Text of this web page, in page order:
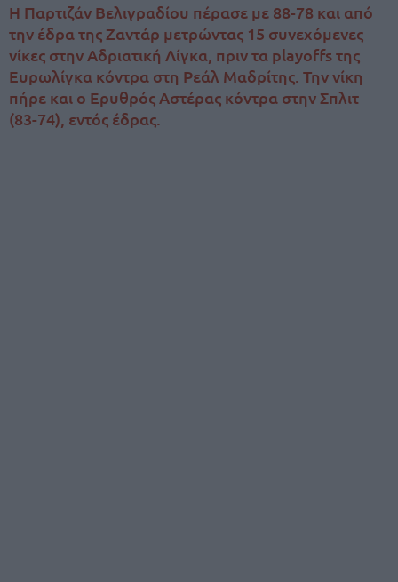
Η Παρτιζάν Βελιγραδίου πέρασε με 88-78 και από
την έδρα της Ζαντάρ μετρώντας 15 συνεχόμενες
νίκες στην Αδριατική Λίγκα, πριν τα playoffs της
Ευρωλίγκα κόντρα στη Ρεάλ Μαδρίτης. Την νίκη
πήρε και ο Ερυθρός Αστέρας κόντρα στην Σπλιτ
(83-74), εντός έδρας.